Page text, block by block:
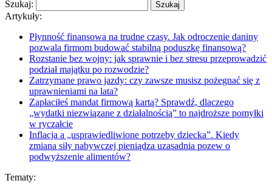
Szukaj:
Artykuły:
Płynność finansowa na trudne czasy. Jak odroczenie daniny
pozwala firmom budować stabilną poduszkę finansową?
Rozstanie bez wojny: jak sprawnie i bez stresu przeprowadzić
podział majątku po rozwodzie?
Zatrzymane prawo jazdy: czy zawsze musisz pożegnać się z
uprawnieniami na lata?
Zapłaciłeś mandat firmową kartą? Sprawdź, dlaczego
„wydatki niezwiązane z działalnością” to najdroższe pomyłki
w ryczałcie
Inflacja a „usprawiedliwione potrzeby dziecka”. Kiedy
zmiana siły nabywczej pieniądza uzasadnia pozew o
podwyższenie alimentów?
Tematy: